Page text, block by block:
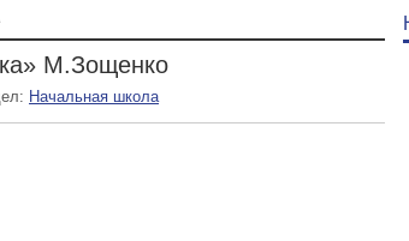
М.Зощенко
Начальная школа